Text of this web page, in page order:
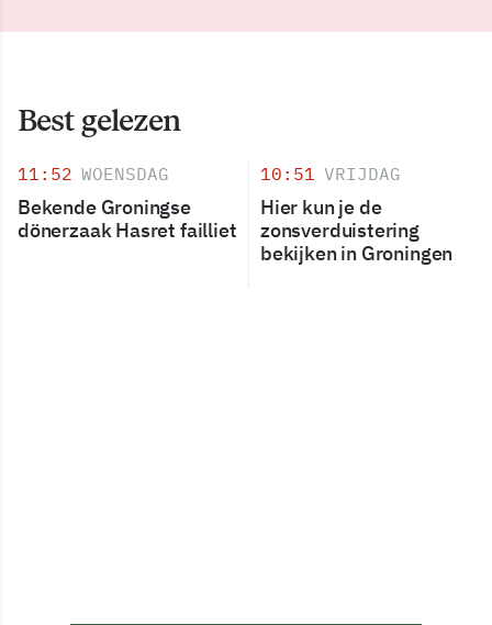
Best gelezen
11:52 WOENSDAG
Bekende Groningse
dönerzaak Hasret failliet
10:51 VRIJDAG
Hier kun je de
zonsverduistering
bekijken in Groningen